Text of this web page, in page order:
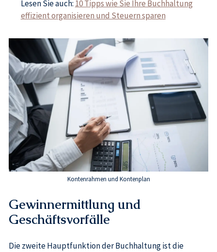
Lesen Sie auch: 10 Tipps wie Sie Ihre Buchhaltung
effizient organisieren und Steuern sparen
Kontenrahmen und Kontenplan
Gewinnermittlung und
Geschäftsvorfälle
Die zweite Hauptfunktion der Buchhaltung ist die